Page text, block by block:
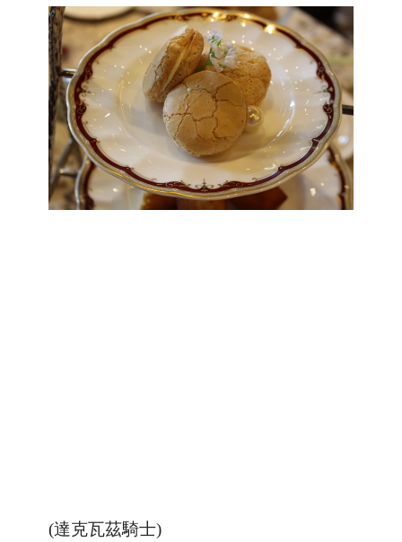
(達克瓦茲騎士)